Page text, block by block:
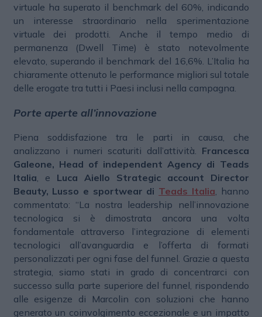
virtuale ha superato il benchmark del 60%, indicando
un interesse straordinario nella sperimentazione
virtuale dei prodotti. Anche il tempo medio di
permanenza (Dwell Time) è stato notevolmente
elevato, superando il benchmark del 16,6%. L’Italia ha
chiaramente ottenuto le performance migliori sul totale
delle erogate tra tutti i Paesi inclusi nella campagna.
Porte aperte all’innovazione
Piena soddisfazione tra le parti in causa, che
analizzano i numeri scaturiti dall’attività. Francesca
Galeone, Head of independent Agency di Teads
Italia , e Luca Aiello Strategic account Director
Beauty, Lusso e sportwear di Teads Italia , hanno
commentato: “La nostra leadership nell’innovazione
tecnologica si è dimostrata ancora una volta
fondamentale attraverso l’integrazione di elementi
tecnologici all’avanguardia e l’offerta di formati
personalizzati per ogni fase del funnel. Grazie a questa
strategia, siamo stati in grado di concentrarci con
successo sulla parte superiore del funnel, rispondendo
alle esigenze di Marcolin con soluzioni che hanno
generato un coinvolgimento eccezionale e un impatto